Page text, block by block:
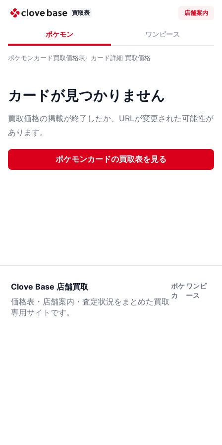
買取表 店舗案内
ポケモン ワンピース
ポケモンカード買取価格表 カード詳細 買取価格
カードが見つかりません
買取価格の掲載が終了したか、URLが変更された可能性が
あります。
ポケモンカードの買取表を見る
Clove Base 店舗買取
価格表・店舗案内・査定状況をまとめた買取
専用サイトです。
ポケ
カ
ワンピ
ース